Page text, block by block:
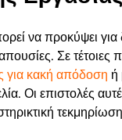
να προκύψει
Σε
για κακή απόδοση ή
Οι επιστολές